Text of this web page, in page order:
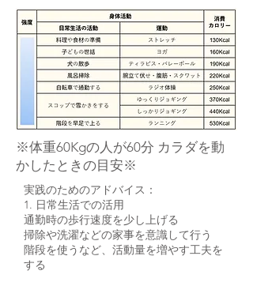
※体重60Kgの人が60分 カラダを動
かしたときの目安※
実践のためのアドバイス：
1. 日常生活での活用
通勤時の歩行速度を少し上げる
掃除や洗濯などの家事を意識して行う
階段を使うなど、活動量を増やす工夫を
する